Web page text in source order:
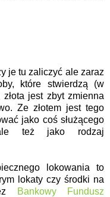
je tu zaliczyć ale zaraz
które stwierdzą (w
jest zbyt zmienna
Ze złotem jest tego
jako coś służącego
też jako rodzaj
lokowania to
lokaty czy środki na
Bankowy Fundusz